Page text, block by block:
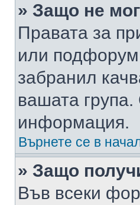
» Защо не
Правата за
или
забранил
вашата
информация.
Върнете се в
» Защо
Във всеки